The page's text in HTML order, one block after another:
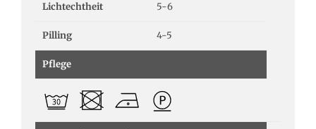
Lichtechtheit 5-6
Pilling 4-5
Pflege